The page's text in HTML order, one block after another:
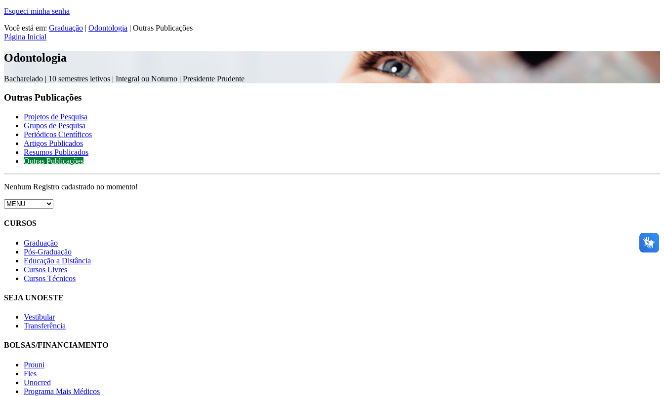
Esqueci minha senha
Você está em: Graduação | Odontologia | Outras Publicações
Página Inicial
Odontologia
Bacharelado | 10 semestres letivos | Integral ou Noturno | Presidente Prudente
Outras Publicações
Projetos de Pesquisa
Grupos de Pesquisa
Periódicos Científicos
Artigos Publicados
Resumos Publicados
Outras Publicações
Nenhum Registro cadastrado no momento!
CURSOS
Graduação
Pós-Graduação
Educação a Distância
Cursos Livres
Cursos Técnicos
SEJA UNOESTE
Vestibular
Transferência
BOLSAS/FINANCIAMENTO
Prouni
Fies
Unocred
Programa Mais Médicos